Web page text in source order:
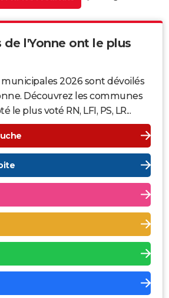
de l'Yonne ont le plus
2026 sont dévoilés
Découvrez les communes
le plus voté RN, LFI, PS, LR...